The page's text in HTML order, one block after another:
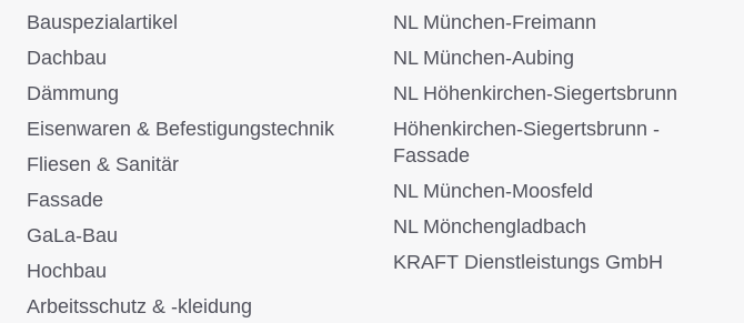
Bauspezialartikel
Dachbau
Dämmung
Eisenwaren & Befestigungstechnik
Fliesen & Sanitär
Fassade
GaLa-Bau
Hochbau
Arbeitsschutz & -kleidung
NL München-Freimann
NL München-Aubing
NL Höhenkirchen-Siegertsbrunn
Höhenkirchen-Siegertsbrunn -
Fassade
NL München-Moosfeld
NL Mönchengladbach
KRAFT Dienstleistungs GmbH